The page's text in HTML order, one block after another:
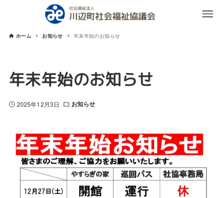
ホーム お知らせ 年末年始のお知らせ
年末年始のお知らせ
2025年12月3日 お知らせ